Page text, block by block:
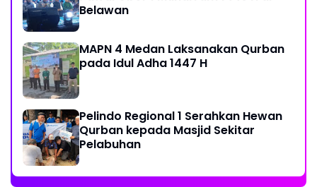
Belawan
MAPN 4 Medan Laksanakan Qurban
pada Idul Adha 1447 H
Pelindo Regional 1 Serahkan Hewan
Qurban kepada Masjid Sekitar
Pelabuhan